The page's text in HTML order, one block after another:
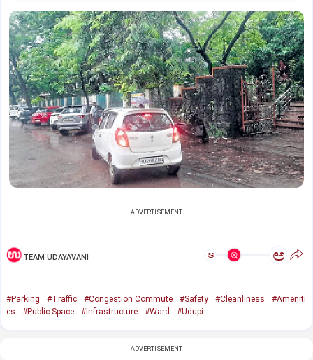
ADVERTISEMENT
TEAM UDAYAVANI ಅ ಅ
#Parking‌ #Traffic #Congestion Commute #Safety #Cleanliness
#Ameniti
es
#Public Space #Infrastructure #Ward #Udupi
ADVERTISEMENT